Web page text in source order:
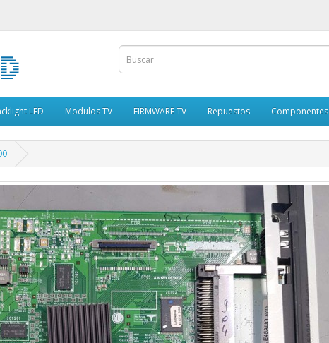
LED Modulos TV FIRMWARE TV Repuestos Componentes